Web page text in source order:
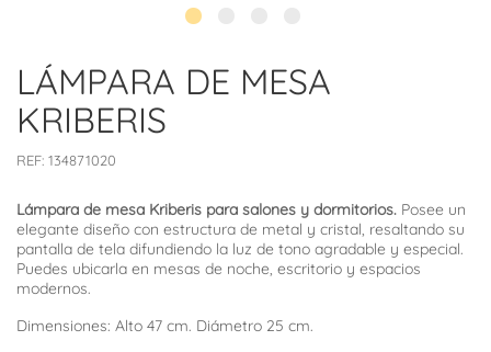
LÁMPARA DE MESA
KRIBERIS
REF: 134871020
Lámpara de mesa Kriberis para salones y dormitorios. Posee un
elegante diseño con estructura de metal y cristal, resaltando su
pantalla de tela difundiendo la luz de tono agradable y especial.
Puedes ubicarla en mesas de noche, escritorio y espacios
modernos.
Dimensiones: Alto 47 cm. Diámetro 25 cm.